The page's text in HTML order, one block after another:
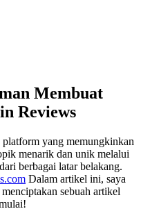
Membuat
Reviews
yang memungkinkan
menarik dan unik melalui
berbagai latar belakang.
Dalam artikel ini, saya
sebuah artikel